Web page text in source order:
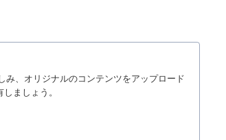
み、オリジナルのコンテンツをアップロード
ましょう。